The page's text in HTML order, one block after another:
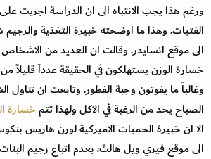
ورغم هذا يجب الانتباه الى ان الدراسة اجريت
الفتيات. وهذا ما اوضحته خبيرة التغذية
الى موقع انسايدر. وقالت ان العديد من
خسارة الوزن يستهلكون في الحقيقة عدداً قليلاً
وغالباً ما يفوتون وجبة الفطور. وتابعت ان تناول
الصباح يحد من الرغبة في الاكل ولهذا تتمخسارة
الا ان خبيرة الحميات الاميركية لورن هاريس
الى موقع فيري ويل هالث، بعدم اتباع رجيم